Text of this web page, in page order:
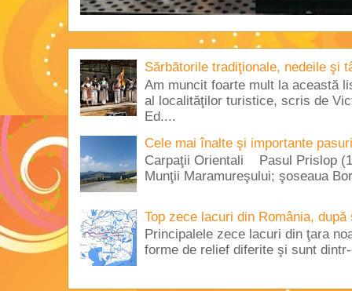
Sărbătorile tradiţionale, nedeile şi
Am muncit foarte mult la această
al localităţilor turistice, scris de
Ed....
Cele mai înalte şi importante
Carpaţii Orientali Pasul Prislop
Munţii Maramureşului; şoseaua
Top zece lacuri din România, după
Principalele zece lacuri din ţara
forme de relief diferite şi sunt